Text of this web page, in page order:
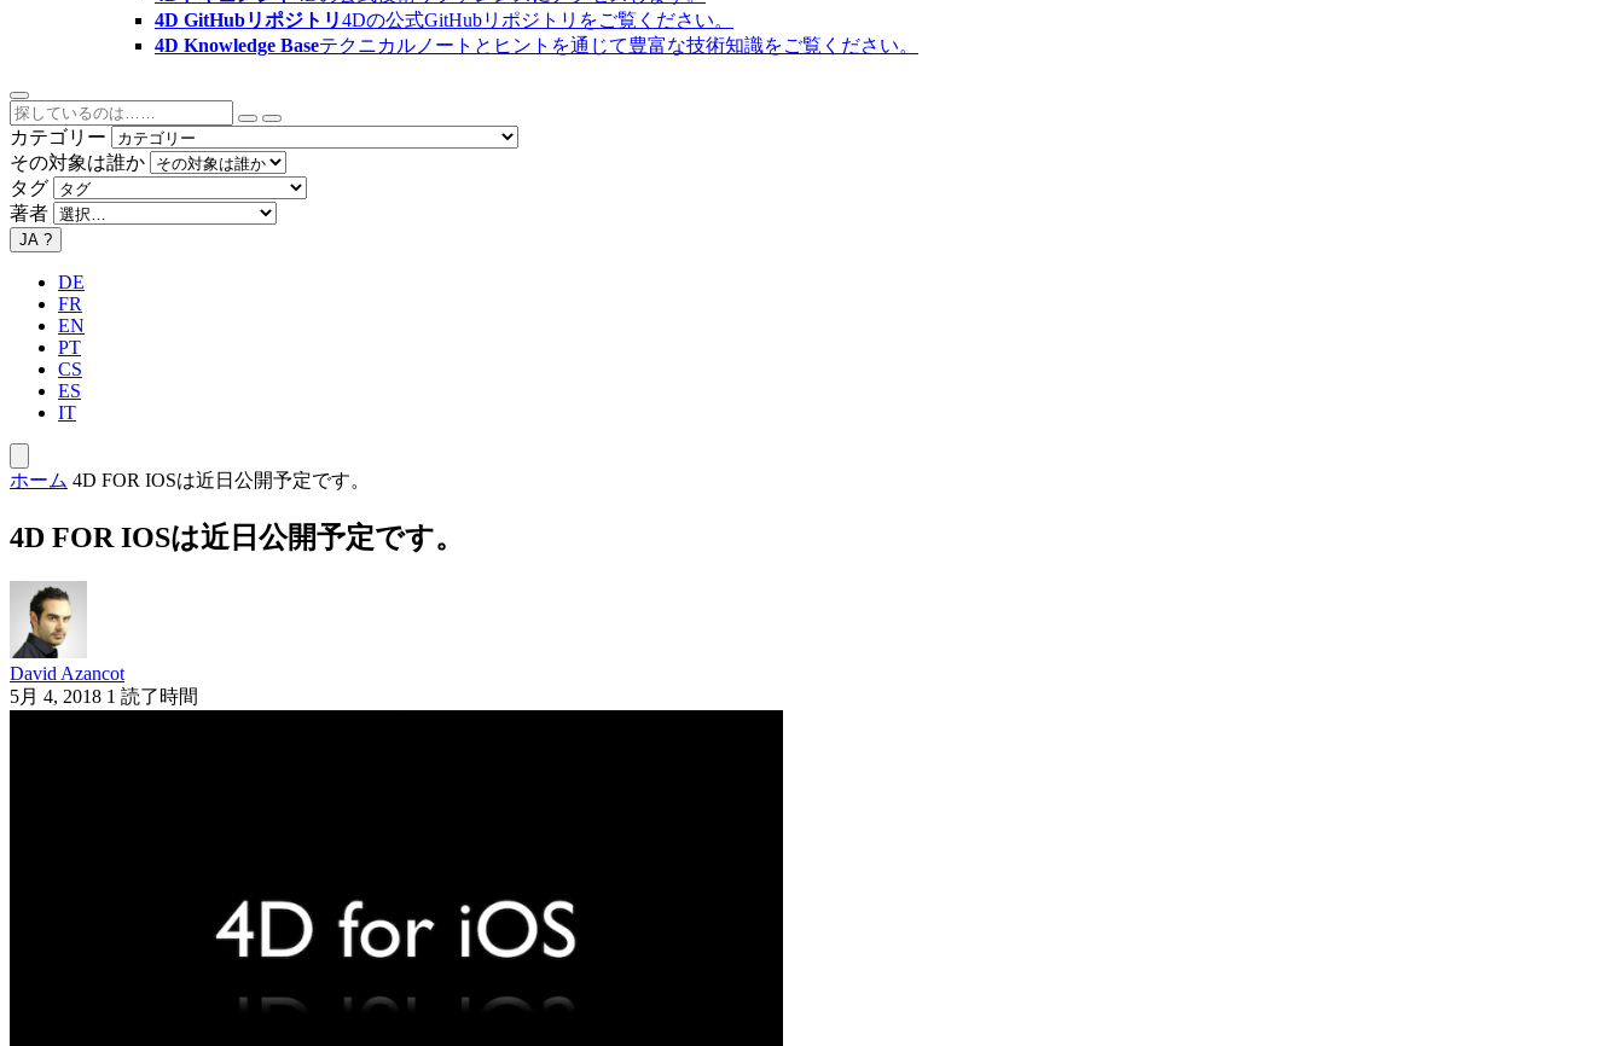
4D GitHubリポジトリ4Dの公式GitHubリポジトリをご覧ください。
4D Knowledge Baseテクニカルノートとヒントを通じて豊富な技術知識をご覧ください。
カテゴリー
その対象は誰か
タグ
著者
JA ?
DE
FR
EN
PT
CS
ES
IT
ホーム 4D FOR IOSは近日公開予定です。
4D FOR IOSは近日公開予定です。
David Azancot
5月 4, 2018 1 読了時間